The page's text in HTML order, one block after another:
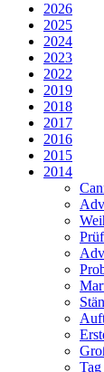
2026
2025
2024
2023
2022
2019
2018
2017
2016
2015
2014